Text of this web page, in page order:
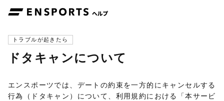
トラブルが起きたら
ドタキャンについて
エンスポーツでは、デートの約束を一方的にキャンセルする
行為（ドタキャン）について、利用規約における「本サービ